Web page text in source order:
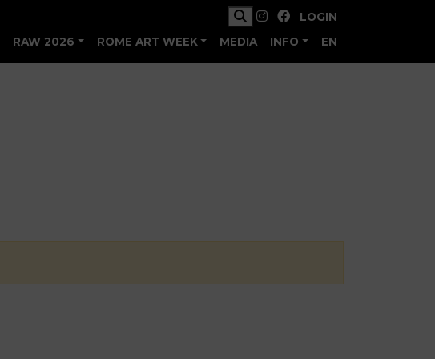
LOGIN
RAW 2026 ROME ART WEEK MEDIA INFO EN